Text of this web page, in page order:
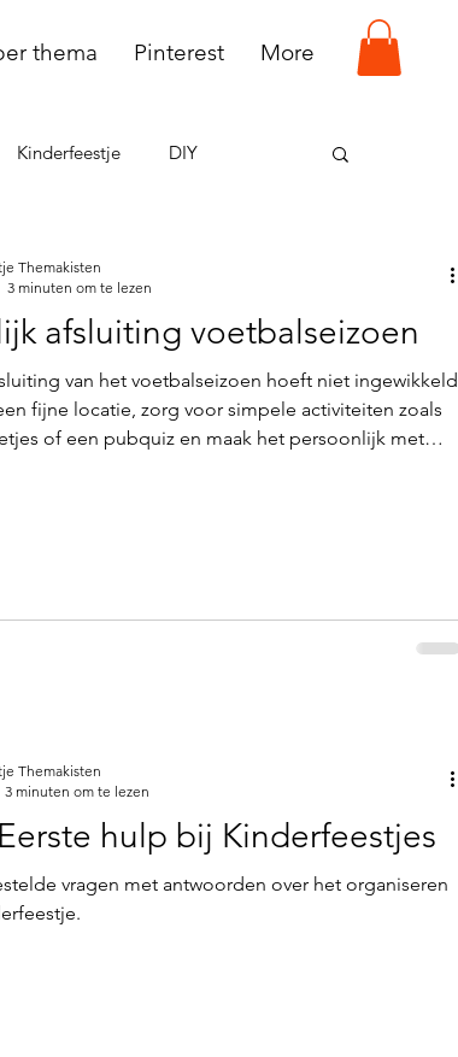
thema Pinterest More
Kinderfeestje DIY
afsluiting voetbalseizoen
van het voetbalseizoen hoeft niet ingewikkeld
fijne locatie, zorg voor simpele activiteiten zoals
of een pubquiz en maak het persoonlijk met
Themakisten
3 minuten om te lezen
hulp bij Kinderfeestjes
vragen met antwoorden over het organiseren
Themakisten
3 minuten om te lezen